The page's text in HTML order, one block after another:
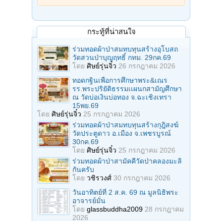
กระทู้ที่น่าสนใจ
ร่วมทอดผ้าป่าสมทบทุนสร้างอุโบสถ
วัดสวนป่าบุญฤทธิ์ กทม. 29กค.69
โดย ศิษย์รุ่นจิ๋ว 26 กรกฎาคม 2026
ทอดกฐินเพื่อการศึกษาพระ&เณร
รร.พระปริยัติธรรมเเผนกสามัญศึกษา
ณ วัดบ่อเงินบ่อทอง จ.ฉะเชิงเทรา
15พย.69
โดย ศิษย์รุ่นจิ๋ว 25 กรกฎาคม 2026
ร่วมทอดผ้าป่าสมทบทุนสร้างกุฎิสงฆ์
วัดประตูดาว อ.เมือง จ.เพชรบูรณ์
30กค.69
โดย ศิษย์รุ่นจิ๋ว 25 กรกฎาคม 2026
ร่วมทอดผ้าป่าสามัคคีวัดป่าคลองมะลิ
กันครับ
โดย วชิรวงศ์ 30 กรกฎาคม 2026
วันอาทิตย์ที่ 2 ส.ค. 69 ณ มูลนิธิพระ
อาจารย์มั่น
โดย glassbuddha2009 28 กรกฎาคม
2026